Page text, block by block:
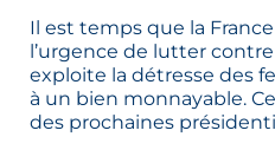
Il est temps que la
l’urgence de lutter
exploite la détresse des
à un bien monnayable.
des prochaines